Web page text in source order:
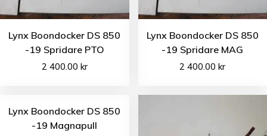
Lynx Boondocker DS 850
-19 Spridare PTO
2 400.00 kr
Lynx Boondocker DS 850
-19 Spridare MAG
2 400.00kr
Lynx Boondocker DS 850
-19 Magnapull